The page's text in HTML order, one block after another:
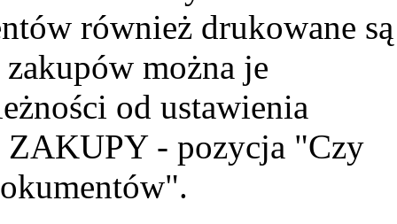
również drukowane są
można je
od ustawienia
- pozycja "Czy